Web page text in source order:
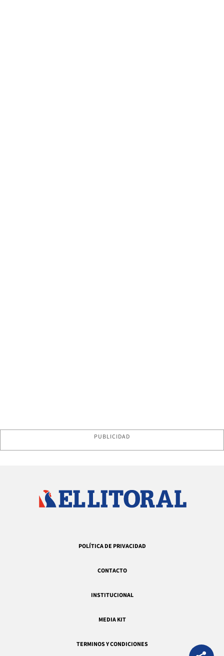
PUBLICIDAD
POLÍTICA DE PRIVACIDAD
CONTACTO
INSTITUCIONAL
MEDIA KIT
TERMINOS Y CONDICIONES